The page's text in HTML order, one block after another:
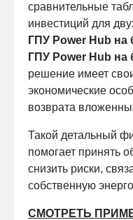
сравнительные
инвестиций для
ГПУ Power Hub на
ГПУ Power Hub на
решение имеет
экономические
возврата
Такой детальный
помогает принять
снизить риски,
собственную
СМОТРЕТЬ